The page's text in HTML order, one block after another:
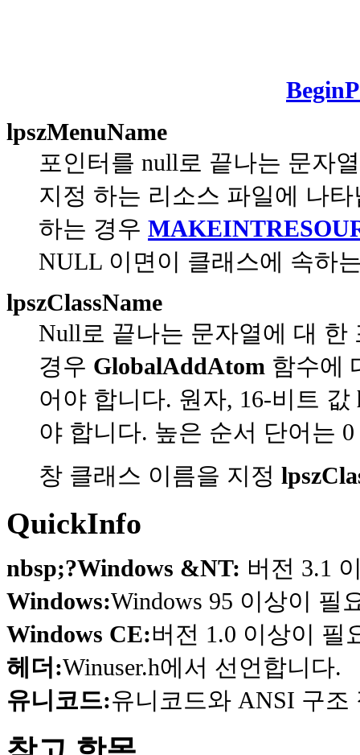
lpszMenuName
포인터를 null로 끝나는 문자
지정 하는 리소스 파일에 나
하는 경우
NULL 이면이 클래스에 속하
lpszClassName
Null로 끝나는 문자열에 대 한
경우 GlobalAddAtom 함수에
어야 합니다. 원자, 16-비트 값
야 합니다. 높은 순서 단어는
창 클래스 이름을 지정
QuickInfo
nbsp;?Windows &NT: 버전 3.1
Windows:Windows 95 이상이 필
Windows CE:버전 1.0 이상이 필
헤더:Winuser.h에서 선언합니다.
유니코드:유니코드와 ANSI 구조